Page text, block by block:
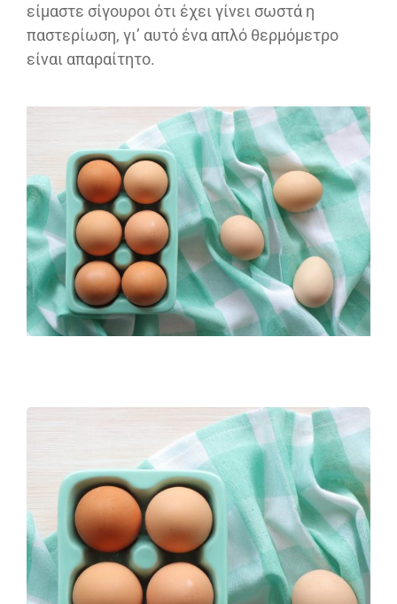
είμαστε σίγουροι ότι έχει γίνει σωστά η
παστερίωση, γι’ αυτό ένα απλό θερμόμετρο
είναι απαραίτητο.